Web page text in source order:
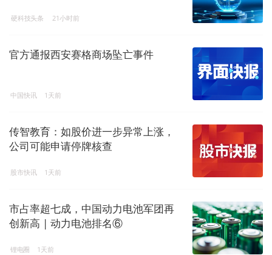
硬科技头条 21小时前
官方通报西安赛格商场坠亡事件
中国快讯 1天前
传智教育：如股价进一步异常上涨，
公司可能申请停牌核查
股市快讯 1天前
市占率超七成，中国动力电池军团再
创新高 | 动力电池排名⑥
锂电圈 1天前